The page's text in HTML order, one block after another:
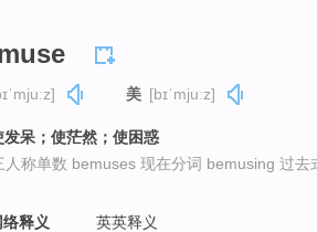
美 [bɪˈmjuːz]
呆；使茫然；使困惑
人称单数 bemuses 现在分词 bemusing 过
络释义 英英释义